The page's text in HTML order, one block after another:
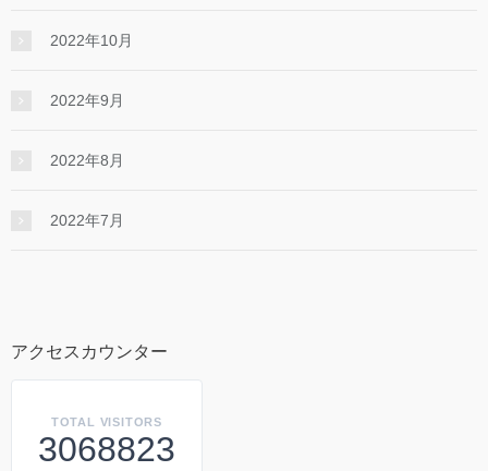
2022年10月
2022年9月
2022年8月
2022年7月
アクセスカウンター
TOTAL VISITORS
3068823